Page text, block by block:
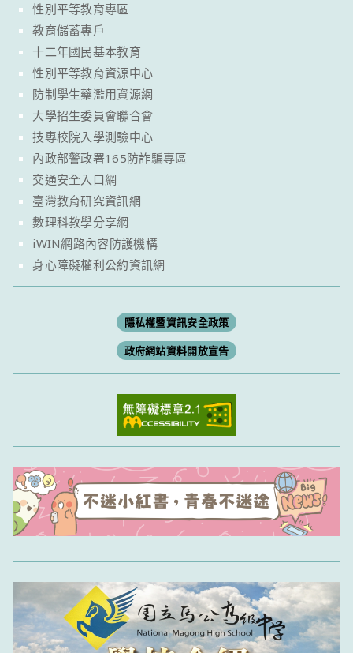
性別平等教育專區
教育儲蓄專戶
十二年國民基本教育
性別平等教育資源中心
防制學生藥濫用資源網
大學招生委員會聯合會
技專校院入學測驗中心
內政部警政署165防詐騙專區
交通安全入口網
臺灣教育研究資訊網
數理科教學分享網
iWIN網路內容防護機構
身心障礙權利公約資訊網
隱私權暨資訊安全政策
政府網站資料開放宣告